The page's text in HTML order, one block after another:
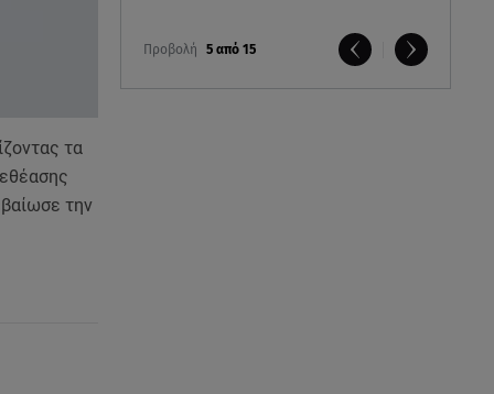
Προβολή 5 από 15
τα
την